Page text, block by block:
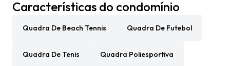
Características do condomínio
Quadra De Beach Tennis Quadra De Futebol
Quadra De Tenis Quadra Poliesportiva